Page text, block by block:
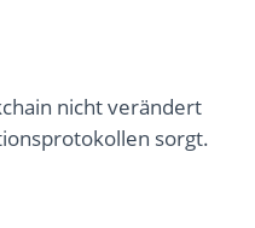
nicht verändert
sorgt.